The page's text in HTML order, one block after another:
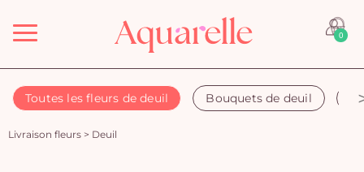
Menu 0
Toutes les fleurs de deuil Bouquets de deuil
Livraison fleurs > Deuil